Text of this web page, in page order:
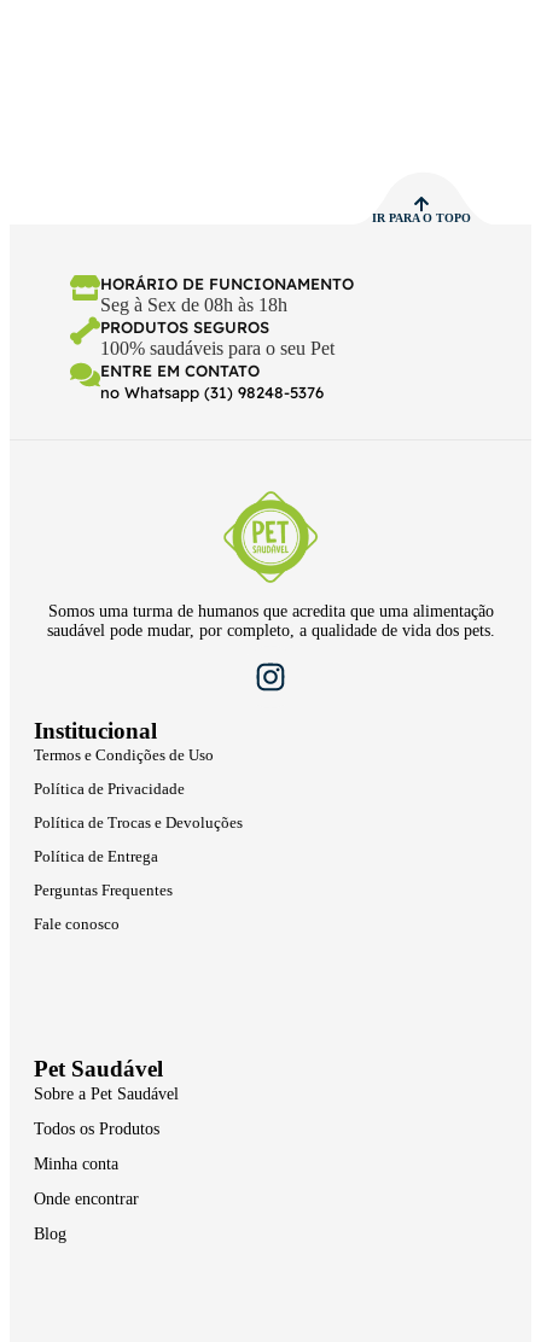
IR PARA O TOPO
HORÁRIO DE FUNCIONAMENTO
Seg à Sex de 08h às 18h
PRODUTOS SEGUROS
100% saudáveis para o seu Pet
ENTRE EM CONTATO
no Whatsapp (31) 98248-5376
Somos uma turma de humanos que acredita que uma alimentação
saudável pode mudar, por completo, a qualidade de vida dos pets.
Institucional
Termos e Condições de Uso
Política de Privacidade
Política de Trocas e Devoluções
Política de Entrega
Perguntas Frequentes
Fale conosco
Pet Saudável
Sobre a Pet Saudável
Todos os Produtos
Minha conta
Onde encontrar
Blog